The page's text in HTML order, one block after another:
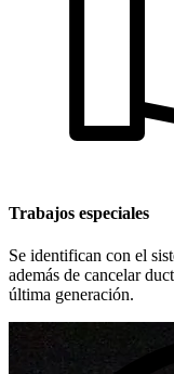
Trabajos especiales
Se identifican con el
además de cancelar
última generación.